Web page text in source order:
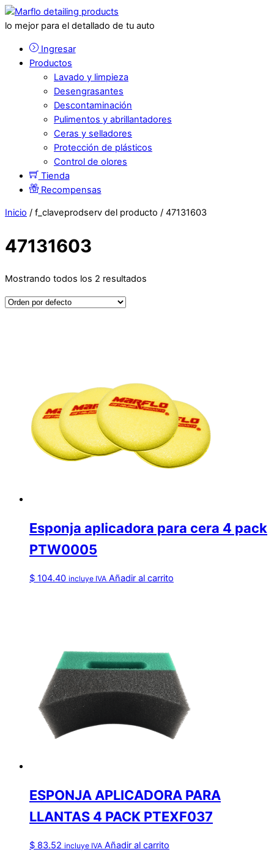
lo mejor para el detallado de tu auto
Ingresar
Productos
Lavado y limpieza
Desengrasantes
Descontaminación
Pulimentos y abrillantadores
Ceras y selladores
Protección de plásticos
Control de olores
Tienda
Recompensas
Inicio / f_claveprodserv del producto / 47131603
47131603
Mostrando todos los 2 resultados
Esponja aplicadora para cera 4 pack
PTW0005
$ 104.40 incluye IVA Añadir al carrito
ESPONJA APLICADORA PARA
LLANTAS 4 PACK PTEXF037
$ 83.52 incluye IVA Añadir al carrito